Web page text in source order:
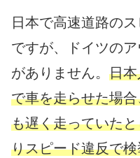
日本で高速道路の
ですが、ドイツの
がありません。 日
で車を走らせた場
も遅く走っていた
りスピード違反で